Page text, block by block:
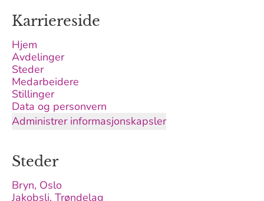
Karriereside
Hjem
Avdelinger
Steder
Medarbeidere
Stillinger
Data og personvern
Administrer informasjonskapsler
Steder
Bryn, Oslo
Jakobsli, Trøndelag